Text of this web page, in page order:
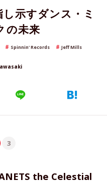
示すダンス・ミ
の未来
Spinnin' Records Jeff Mills
3
the Celestial